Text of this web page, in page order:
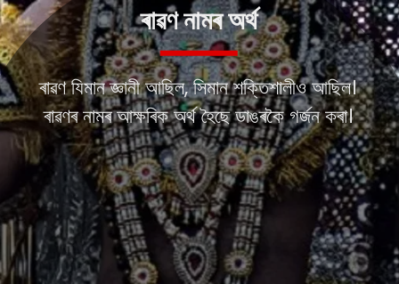
ৰাৱণ যিমান জ্ঞানী আছিল, সিমান শক্তিশালীও আছিল।
ৰাৱণৰ নামৰ আক্ষৰিক অৰ্থ হৈছে ডাঙৰকৈ গৰ্জন কৰা।
ৰাৱণ নামৰ অৰ্থ